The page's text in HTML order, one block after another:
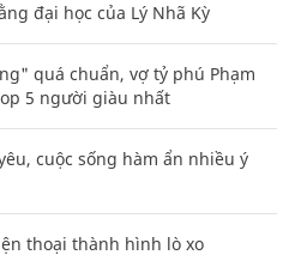
đại học của Lý Nhã Kỳ
quá chuẩn, vợ tỷ phú Phạm
5 người giàu nhất
cuộc sống hàm ẩn nhiều ý
thoại thành hình lò xo